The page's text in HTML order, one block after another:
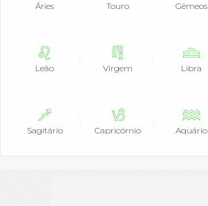
Áries Touro Gêmeos
Leão Virgem Libra
Sagitário Capricórnio Aquário